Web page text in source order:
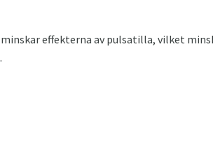
effekterna av pulsatilla, vilket